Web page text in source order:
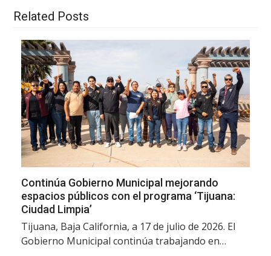
Related Posts
Continúa Gobierno Municipal mejorando
espacios públicos con el programa ‘Tijuana:
Ciudad Limpia’
Tijuana, Baja California, a 17 de julio de 2026. El
Gobierno Municipal continúa trabajando en…